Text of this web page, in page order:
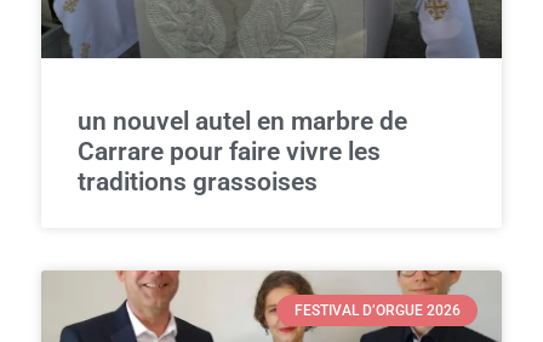
un nouvel autel en marbre de
Carrare pour faire vivre les
traditions grassoises
FESTIVAL D’ORGUE 2026